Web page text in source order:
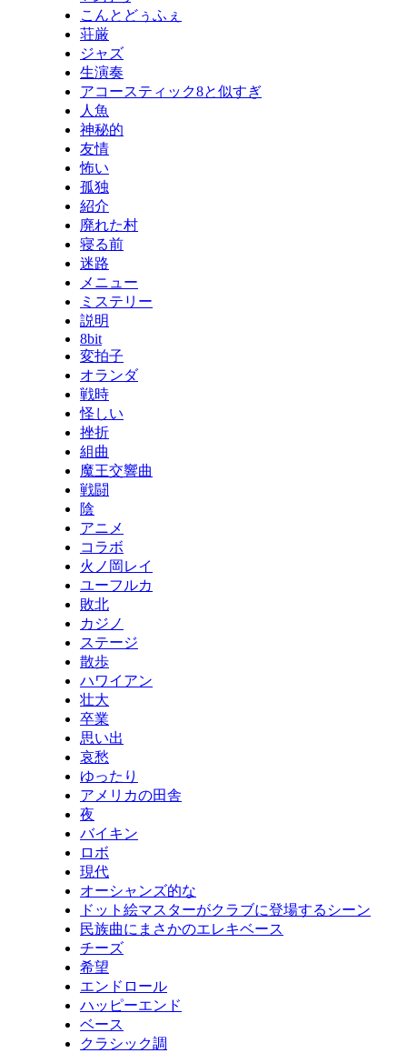
こんとどぅふぇ
荘厳
ジャズ
生演奏
アコースティック8と似すぎ
人魚
神秘的
友情
怖い
孤独
紹介
廃れた村
寝る前
迷路
メニュー
ミステリー
説明
8bit
変拍子
オランダ
戦時
怪しい
挫折
組曲
魔王交響曲
戦闘
陰
アニメ
コラボ
火ノ岡レイ
ユーフルカ
敗北
カジノ
ステージ
散歩
ハワイアン
壮大
卒業
思い出
哀愁
ゆったり
アメリカの田舎
夜
バイキン
ロボ
現代
オーシャンズ的な
ドット絵マスターがクラブに登場するシーン
民族曲にまさかのエレキベース
チーズ
希望
エンドロール
ハッピーエンド
ベース
クラシック調